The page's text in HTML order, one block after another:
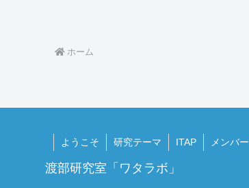
ホーム
渡部研究室「ワタラボ」
ようこそ 研究テーマ ITAP メンバー